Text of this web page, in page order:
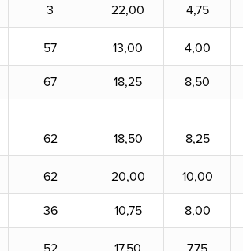
3 22,00 4,75
57 13,00 4,00
67 18,25 8,50
62 18,50 8,25
62 20,00 10,00
36 10,75 8,00